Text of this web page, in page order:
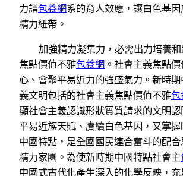
力譜包養網系的育人效應，讓白色基
精力紐帶。
加強精力凝集力，必需出力培養
焦點價值不雅包養網 。社會主義焦點
心、會聚平易近力的強盛氣力。新時
義文明包括的社會主義焦點價值不雅包
顯社會主義認識形狀實質請求的文明
平易近族天賦、賡續白色基因，又掌
中國特點，是全國國民連合奮斗的配
精力家園。為使新時期中國特點社會主
中國式古代化產生深入的化學反映，